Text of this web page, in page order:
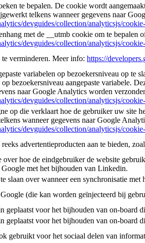
te bepalen. De cookie wordt
telkens wanneer gegevens naar
devguides/collection/analyticsjs/
met de __utmb cookie om te bepalen
devguides/collection/analyticsjs/
verminderen. Meer info: https://
variabelen op bezoekersniveau op te
op bezoekersniveau aangepaste variabele.
naar Google Analytics worden
devguides/collection/analyticsjs/
op die verklaart hoe de gebruiker uw
wanneer gegevens naar Google
devguides/collection/analyticsjs/
advertentieproducten aan te bieden,
hoe de eindgebruiker de website
met het bijhouden van Linkedin.
slaan over wanneer een synchronisatie
(die kan worden geïnjecteerd bij
voor het bijhouden van on-board
voor het bijhouden van on-board
gebruikt voor het sociaal delen van